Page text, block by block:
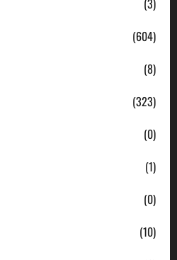
(3)
(604)
(8)
(323)
(0)
(1)
(0)
(10)